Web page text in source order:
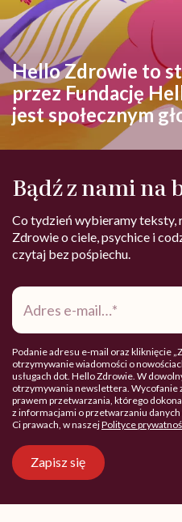
Hello Zdrowie to
przez Fundację
jest społecznym
Bądź z nami na
Co tydzień wybieramy teksty,
Zdrowie o ciele, psychice i
czytaj bez pośpiechu.
Adres
mail*
Podanie adresu e-mail oraz kliknięcie
otrzymywanie wiadomości o
usługach dot. Hello Zdrowie. W
otrzymywania newslettera. Wycofanie
prawem przetwarzania, którego
z informacjami o przetwarzaniu
Ci prawach, w naszejPolityce
Zapisz się